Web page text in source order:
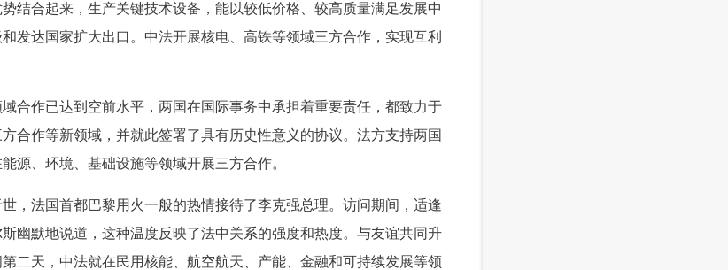
结合起来，生产关键技术设备，能以较低价格、较高质量满足发展中
发达国家扩大出口。中法开展核电、高铁等领域三方合作，实现互利
作已达到空前水平，两国在国际事务中承担着重要责任，都致力于
合作等新领域，并就此签署了具有历史性意义的协议。法方支持两国
源、环境、基础设施等领域开展三方合作。
法国首都巴黎用火一般的热情接待了李克强总理。访问期间，适逢
幽默地说道，这种温度反映了法中关系的强度和热度。与友谊共同升
二天，中法就在民用核能、航空航天、产能、金融和可持续发展等领